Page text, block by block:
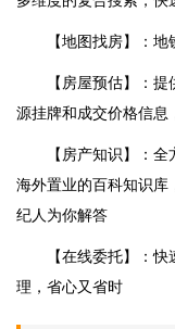
【地图找房】：
【房屋预估】：
源挂牌和成交价格信息
【房产知识】：
海外置业的百科知识库
纪人为你解答
【在线委托】：
理，省心又省时